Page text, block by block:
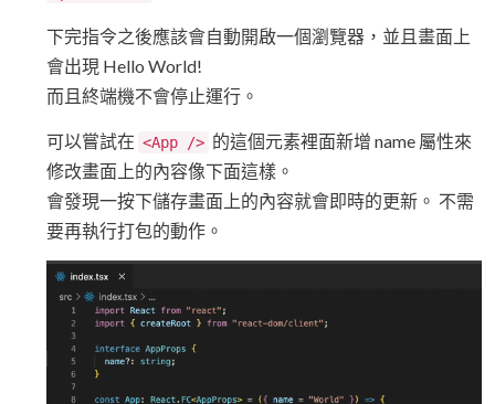
下完指令之後應該會自動開啟一個瀏覽器，並且畫面上
會出現 Hello World!
而且終端機不會停止運行。
可以嘗試在 <App /> 的這個元素裡面新增 name 屬性來
修改畫面上的內容像下面這樣。
會發現一按下儲存畫面上的內容就會即時的更新。 不需
要再執行打包的動作。